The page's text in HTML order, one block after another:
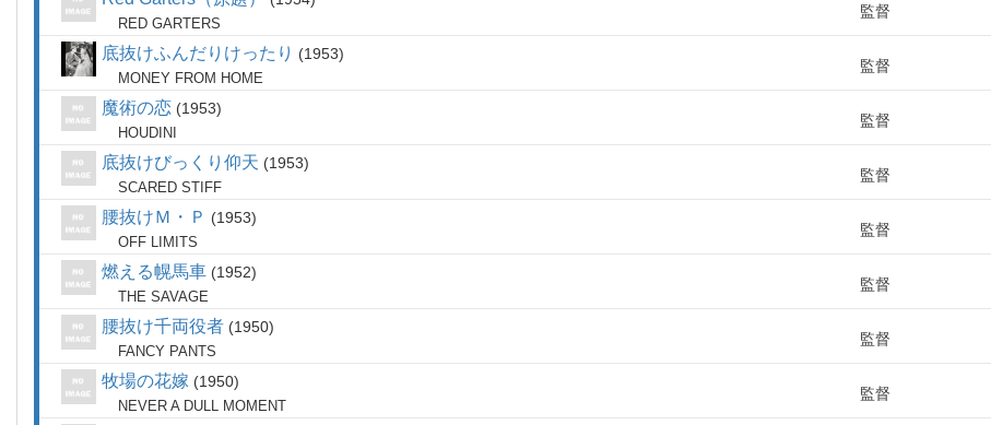
RED GARTERS
監督
底抜けふんだりけったり 1953
MONEY FROM HOME
監督
魔術の恋 1953
HOUDINI
監督
底抜けびっくり仰天 1953
SCARED STIFF
監督
腰抜けＭ・Ｐ 1953
OFF LIMITS
監督
燃える幌馬車 1952
THE SAVAGE
監督
腰抜け千両役者 1950
FANCY PANTS
監督
牧場の花嫁 1950
NEVER A DULL MOMENT
監督